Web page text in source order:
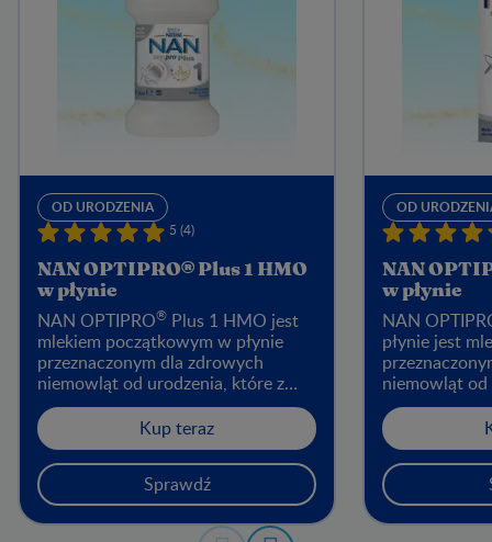
OD URODZENIA
5 (4)
NAN OPTIPRO® Plus 1 HMO
w płynie
NAN OPTIPRO® Plus 1 HMO jest
mlekiem początkowym w płynie
przeznaczonym dla zdrowych
niemowląt od urodzenia, które z
różnych przyczyn nie są karmione
piersią. Produkt jest dostępny w
dwóch pojemnościach: 70 ml oraz
90 ml.
Kup teraz
Sprawdź
OD
NAN
w płynie
NAN
płynie jest
niemowląt
różnych
piersią.
witaminy i
Produkt jest
wystarczy
zawartość
OPTIPRO®